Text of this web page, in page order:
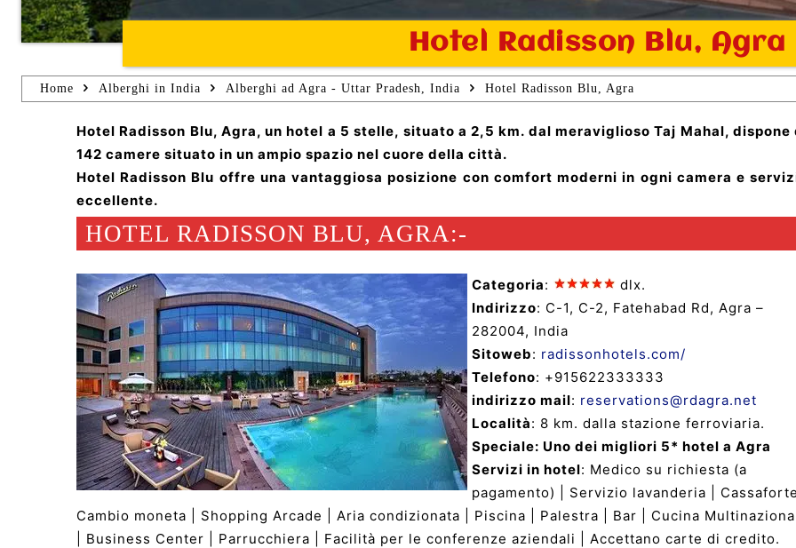
Hotel Radisson Blu, Agra
Home Alberghi in India Alberghi ad Agra - Uttar Pradesh, India Hotel Radisson Blu, Agra
Hotel Radisson Blu, Agra, un hotel a 5 stelle, situato a 2,5 km. dal meraviglioso Taj Mahal, dispone
142 camere situato in un ampio spazio nel cuore della città.
Hotel Radisson Blu offre una vantaggiosa posizione con comfort moderni in ogni camera e
eccellente.
HOTEL RADISSON BLU, AGRA:-
Categoria:
dlx.
Indirizzo: C-1, C-2, Fatehabad Rd, Agra –
282004, India
Sitoweb: radissonhotels.com/
Telefono: +915622333333
indirizzo mail: reservations@rdagra.net
Località: 8 km. dalla stazione ferroviaria.
Speciale: Uno dei migliori 5* hotel a Agra
Servizi in hotel: Medico su richiesta (a
pagamento) | Servizio lavanderia |
Cambio moneta | Shopping Arcade | Aria condizionata | Piscina | Palestra | Bar | Cucina
| Business Center | Parrucchiera | Facilità per le conferenze aziendali | Accettano carte di credito.